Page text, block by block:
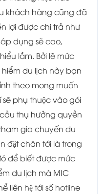
khách hàng cũng đã
lợi được chi trả như
dụng sẽ cao,
lầm. Bởi lẽ mức
du lịch này bạn
theo mong muốn
phụ thuộc vào gói
thụ hưởng quyền
gia chuyến du
đặt chân tới là trong
để biết được mức
du lịch mà MIC
liên hệ tới số hotline